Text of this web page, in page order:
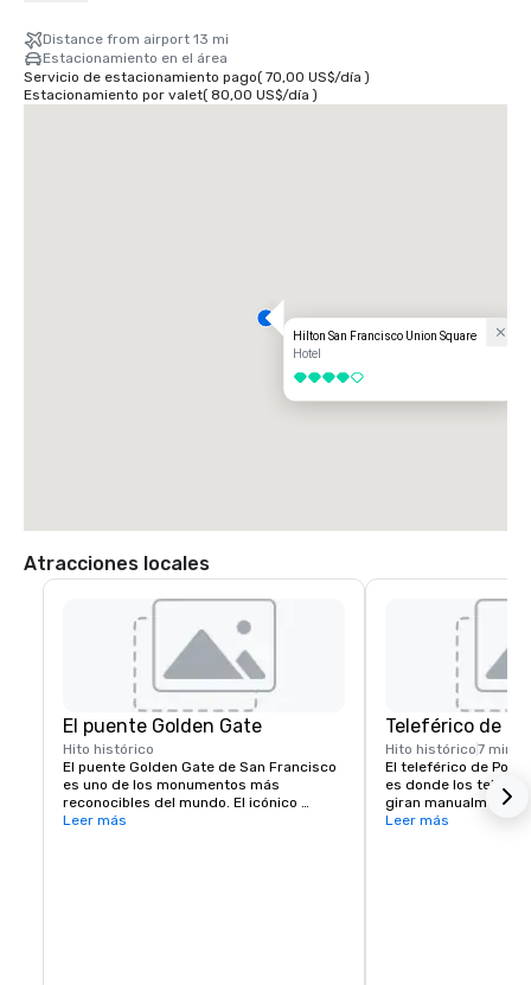
Distance from airport 13 mi
Estacionamiento en el área
Servicio de estacionamiento pago( 70,00 US$/día )
Estacionamiento por valet( 80,00 US$/día )
Hilton San Francisco Union Square
Hotel
4 de 5
Atracciones locales
El puente Golden Gate
Hito histórico
El puente Golden Gate de San Francisco
es uno de los monumentos más
reconocibles del mundo. El icónico
puente colgante es conocido por su
Leer más
Teleférico de
Hito histórico7 min
El teleférico de
es donde los
giran manualmente
dirección. Ubicado
Leer más